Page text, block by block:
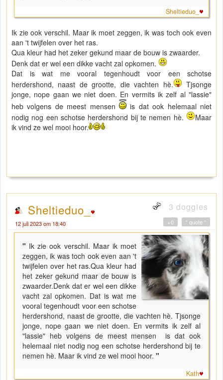
Sheltieduo_
Ik zie ook verschil. Maar ik moet zeggen, ik was toch ook even
aan 't twijfelen over het ras.
Qua kleur had het zeker gekund maar de bouw is zwaarder.
Denk dat er wel een dikke vacht zal opkomen.
Dat is wat me vooral tegenhoudt voor een schotse
herdershond, naast de grootte, die vachten hè.
Tjsonge
jonge, nope gaan we niet doen. En vermits ik zelf al "lassie"
heb volgens de meest mensen
is dat ook helemaal niet
nodig nog een schotse herdershond bij te nemen hè.
Maar
ik vind ze wel mooi hoor.
Sheltieduo_ 3 doggies
12 juli 2023 om 18:40 " quote "
+0
" Ik zie ook verschil. Maar ik moet
zeggen, ik was toch ook even aan 't
twijfelen over het ras.Qua kleur had
het zeker gekund maar de bouw is
zwaarder.Denk dat er wel een dikke
vacht zal opkomen. Dat is wat me
vooral tegenhoudt voor een schotse
herdershond, naast de grootte, die vachten hè. Tjsonge
jonge, nope gaan we niet doen. En vermits ik zelf al
"lassie" heb volgens de meest mensen is dat ook
helemaal niet nodig nog een schotse herdershond bij te
nemen hè. Maar ik vind ze wel mooi hoor. "
Kath